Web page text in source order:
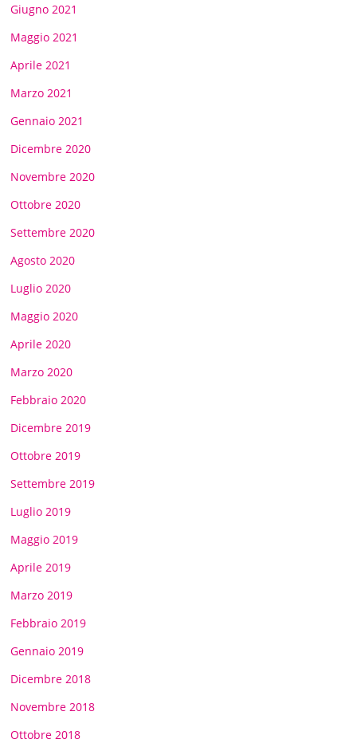
Giugno 2021
Maggio 2021
Aprile 2021
Marzo 2021
Gennaio 2021
Dicembre 2020
Novembre 2020
Ottobre 2020
Settembre 2020
Agosto 2020
Luglio 2020
Maggio 2020
Aprile 2020
Marzo 2020
Febbraio 2020
Dicembre 2019
Ottobre 2019
Settembre 2019
Luglio 2019
Maggio 2019
Aprile 2019
Marzo 2019
Febbraio 2019
Gennaio 2019
Dicembre 2018
Novembre 2018
Ottobre 2018